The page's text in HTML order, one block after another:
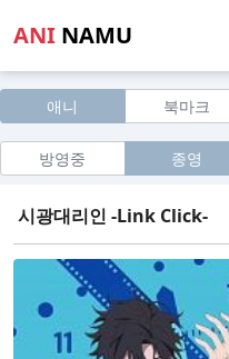
ANI NAMU
애니 북마크
방영중 종영
시광대리인 -Link Click-